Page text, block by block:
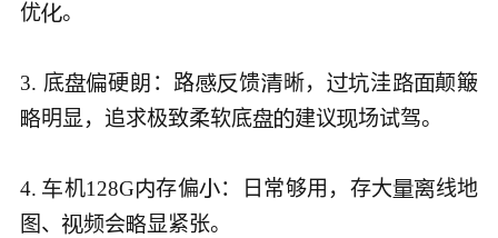
优。
3. 底硬  ：路馈晰，洼颠簸
明显，追求极致柔软底建议场试驾。
4. 机128G存偏：日常够用，存大线地
图、 频会显紧张。